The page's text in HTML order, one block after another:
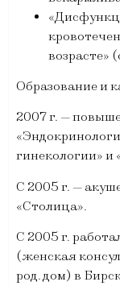
возрасте»
Образование и
2007 г. —
гинекологии» и
С 2005 г. —
«Столица».
С 2005 г.
(женская
род. дом) в